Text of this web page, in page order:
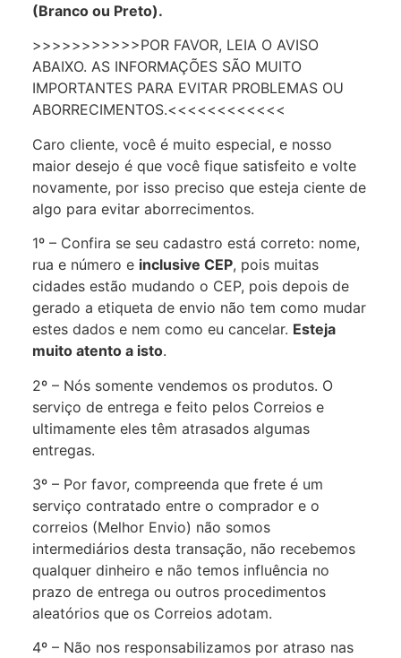
(Branco ou Preto).
>>>>>>>>>>>POR FAVOR, LEIA O AVISO
ABAIXO. AS INFORMAÇÕES SÃO MUITO
IMPORTANTES PARA EVITAR PROBLEMAS OU
ABORRECIMENTOS.<<<<<<<<<<<<
Caro cliente, você é muito especial, e nosso
maior desejo é que você fique satisfeito e volte
novamente, por isso preciso que esteja ciente de
algo para evitar aborrecimentos.
1º – Confira se seu cadastro está correto: nome,
rua e número e inclusive CEP, pois muitas
cidades estão mudando o CEP, pois depois de
gerado a etiqueta de envio não tem como mudar
estes dados e nem como eu cancelar. Esteja
muito atento a isto.
2º – Nós somente vendemos os produtos. O
serviço de entrega e feito pelos Correios e
ultimamente eles têm atrasados algumas
entregas.
3º – Por favor, compreenda que frete é um
serviço contratado entre o comprador e o
correios (Melhor Envio) não somos
intermediários desta transação, não recebemos
qualquer dinheiro e não temos influência no
prazo de entrega ou outros procedimentos
aleatórios que os Correios adotam.
4º – Não nos responsabilizamos por atraso nas